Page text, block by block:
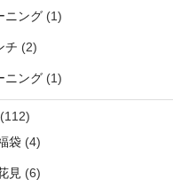
ニング(1)
チ (2)
ニング(1)
(112)
袋(4)
見(6)